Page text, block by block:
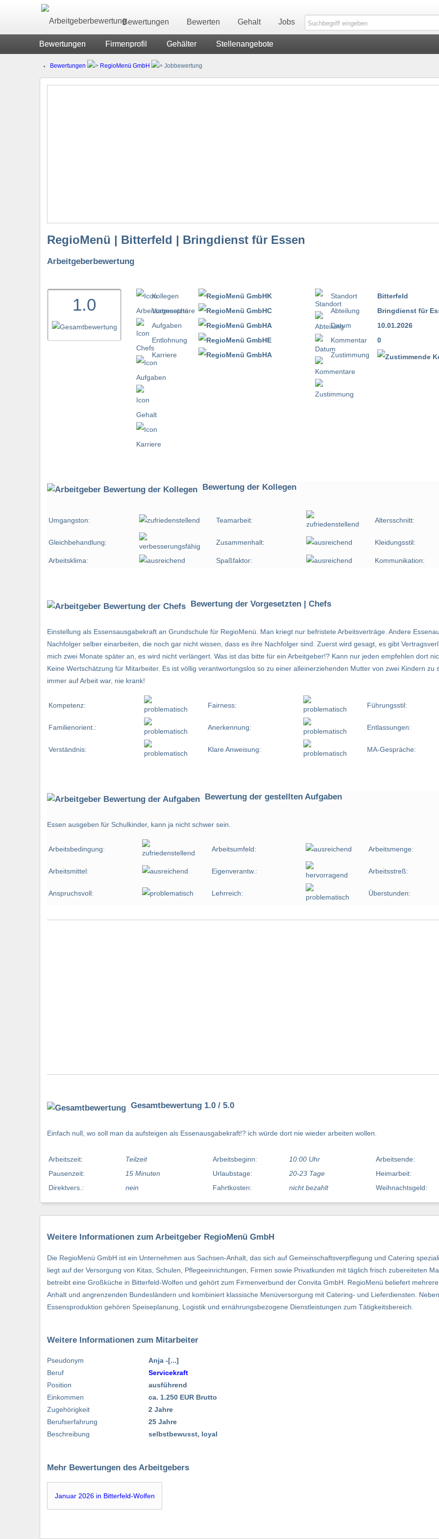
Bewertungen Bewerten Gehalt Jobs
Bewertungen Firmenprofil Gehälter Stellenangebote
Bewertungen RegioMenü GmbH Jobbewertung
RegioMenü | Bitterfeld | Bringdienst für Essen
Arbeitgeberbewertung
1.0
Kollegen
Vorgesetzte
Aufgaben
Entlohnung
Karriere
Standort
Abteilung
Datum
Kommentar
Zustimmung
Bitterfeld
Bringdienst für
10.01.2026
0
Bewertung der Kollegen
Umgangston: Teamarbeit: Altersschnitt:
Gleichbehandlung: Zusammenhalt: Kleidungsstil:
Arbeitsklima: Spaßfaktor: Kommunikation:
Bewertung der Vorgesetzten | Chefs
Einstellung als Essensausgabekraft an Grundschule für RegioMenü. Man kriegt nur befristete Arbeitsverträge. Andere
Nachfolger selber einarbeiten, die noch gar nicht wissen, dass es ihre Nachfolger sind. Zuerst wird gesagt, es gibt
mich zwei Monate später an, es wird nicht verlängert. Was ist das bitte für ein Arbeitgeber!? Kann nur jeden empfehlen dort
Keine Wertschätzung für Mitarbeiter. Es ist völlig verantwortungslos so zu einer alleinerziehenden Mutter von zwei Kindern zu
immer auf Arbeit war, nie krank!
Kompetenz: Fairness: Führungsstil:
Familienorient.: Anerkennung: Entlassungen:
Verständnis: Klare Anweisung: MA-Gespräche:
Bewertung der gestellten Aufgaben
Essen ausgeben für Schulkinder, kann ja nicht schwer sein.
Arbeitsbedingung: Arbeitsumfeld: Arbeitsmenge:
Arbeitsmittel: Eigenverantw.: Arbeitsstreß:
Anspruchsvoll: Lehrreich: Überstunden:
Gesamtbewertung 1.0 / 5.0
Einfach null, wo soll man da aufsteigen als Essenausgabekraft!? ich würde dort nie wieder arbeiten wollen.
Arbeitszeit: Teilzeit Arbeitsbeginn: 10:00 Uhr Arbeitsende:
Pausenzeit:
15 Minuten Urlaubstage: 20-23 Tage Heimarbeit:
Direktvers.:
nein Fahrtkosten: nicht bezahlt Weihnachtsgeld:
Weitere Informationen zum Arbeitgeber RegioMenü GmbH
Die RegioMenü GmbH ist ein Unternehmen aus Sachsen-Anhalt, das sich auf Gemeinschaftsverpflegung und Catering
liegt auf der Versorgung von Kitas, Schulen, Pflegeeinrichtungen, Firmen sowie Privatkunden mit täglich frisch zubereiteten
betreibt eine Großküche in Bitterfeld-Wolfen und gehört zum Firmenverbund der Convita GmbH. RegioMenü beliefert
Anhalt und angrenzenden Bundesländern und kombiniert klassische Menüversorgung mit Catering- und Lieferdiensten.
Essensproduktion gehören Speiseplanung, Logistik und ernährungsbezogene Dienstleistungen zum Tätigkeitsbereich.
Weitere Informationen zum Mitarbeiter
Pseudonym
Beruf
Position
Einkommen
Zugehörigkeit
Berufserfahrung
Beschreibung
Anja -[...]
Servicekraft
ausführend
ca. 1.250 EUR Brutto
2 Jahre
25 Jahre
selbstbewusst, loyal
Mehr Bewertungen des Arbeitgebers
Januar 2026 in Bitterfeld-Wolfen